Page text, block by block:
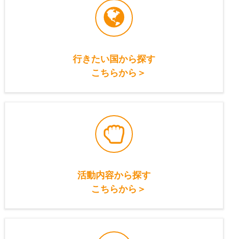
行きたい国から探す
こちらから＞
活動内容から探す
こちらから＞